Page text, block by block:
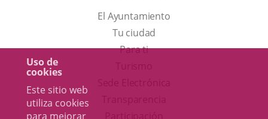
Uso de
cookies
Este sitio web
utiliza cookies
para mejorar
El Ayuntamiento
Tu ciudad
Para ti